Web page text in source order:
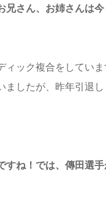
さん、お姉さんは
ック複合をしていま
したが、昨年引退し
すね！では、傳田選